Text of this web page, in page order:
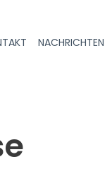
NACHRICHTEN